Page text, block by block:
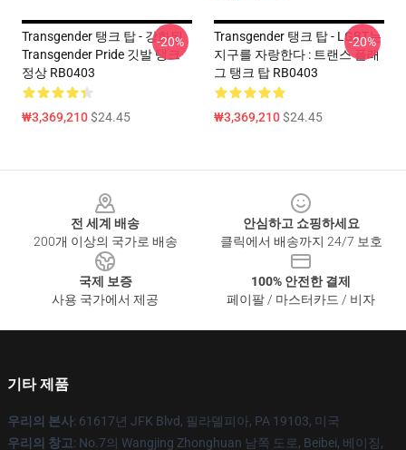
Transgender 탱크 탑 - 강화된
Transgender Pride 깃발 탱크
정상 RB0403
₩3,369,210$24.45
-20%
Transgender 탱크 탑 - LGBT는
지구를 자랑한다 : 트랜스 플래
그 탱크 탑 RB0403
₩3,369,210$24.45
-20%
전 세계 배송
200개 이상의 국가로 배송
안심하고 쇼핑하세요
클릭에서 배송까지 24/7 보호
국제 보증
사용 국가에서 제공
100% 안전한 결제
페이팔 / 마스터카드 / 비자
기타 제품
우리의 본사: 61617년 JFK Blvd, 필라델피아, PA 19103, 미국
우리의 창고: No.7의 Wangjing Zhonghuan 남쪽 도로, Beibei, 베이징,